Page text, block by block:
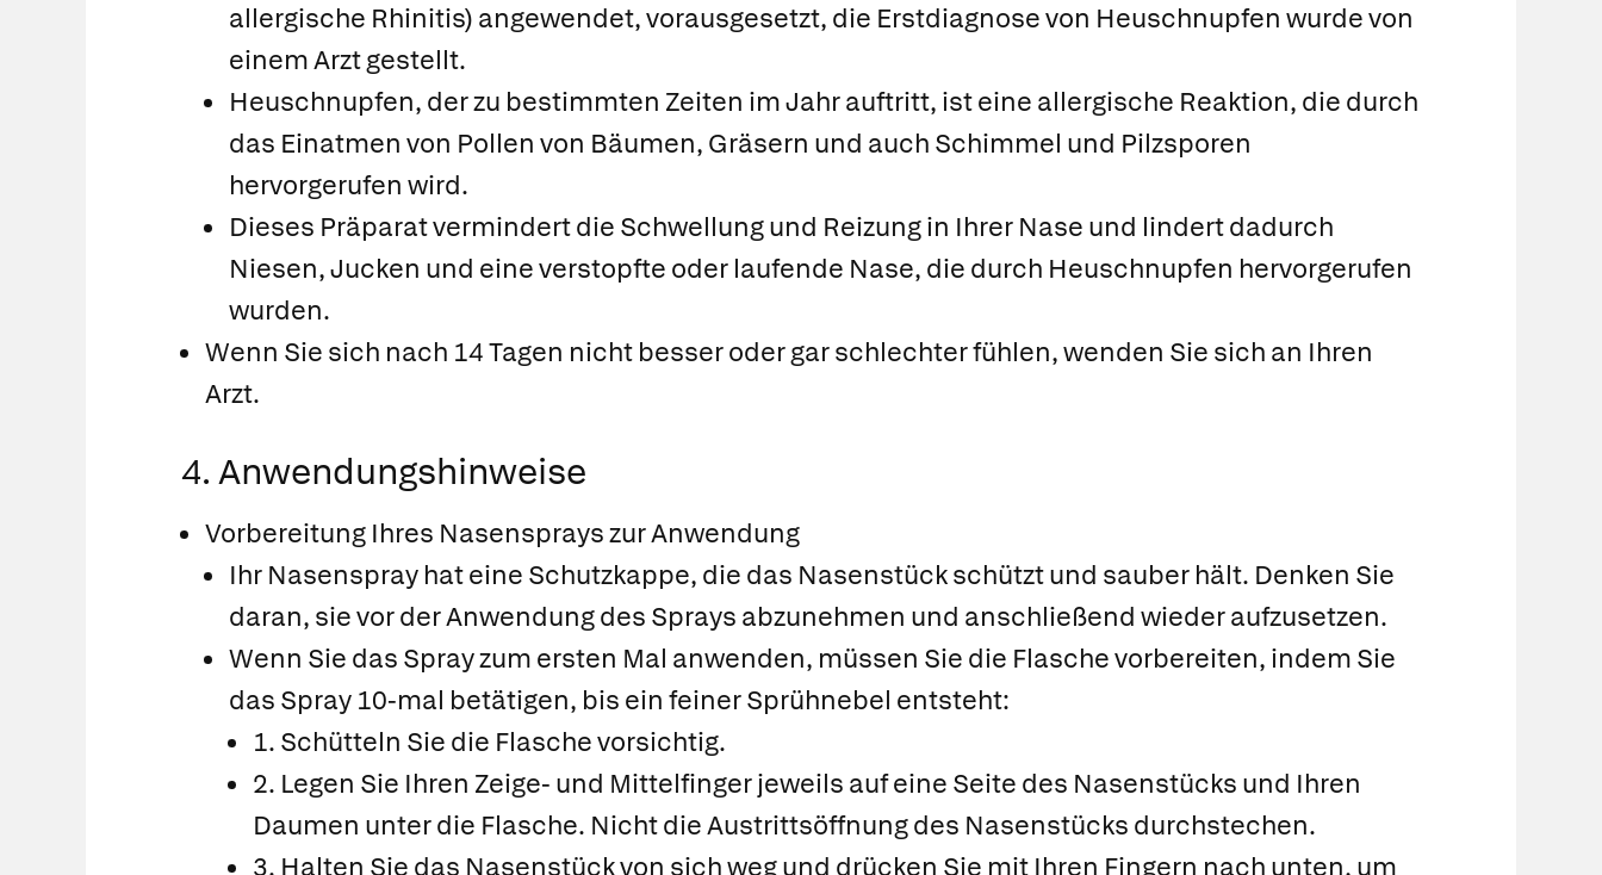
allergische Rhinitis) angewendet, vorausgesetzt, die Erstdiagnose von Heuschnupfen wurde von
einem Arzt gestellt.
Heuschnupfen, der zu bestimmten Zeiten im Jahr auftritt, ist eine allergische Reaktion, die durch
das Einatmen von Pollen von Bäumen, Gräsern und auch Schimmel und Pilzsporen
hervorgerufen wird.
Dieses Präparat vermindert die Schwellung und Reizung in Ihrer Nase und lindert dadurch
Niesen, Jucken und eine verstopfte oder laufende Nase, die durch Heuschnupfen hervorgerufen
wurden.
Wenn Sie sich nach 14 Tagen nicht besser oder gar schlechter fühlen, wenden Sie sich an Ihren
Arzt.
4. Anwendungshinweise
Vorbereitung Ihres Nasensprays zur Anwendung
Ihr Nasenspray hat eine Schutzkappe, die das Nasenstück schützt und sauber hält. Denken Sie
daran, sie vor der Anwendung des Sprays abzunehmen und anschließend wieder aufzusetzen.
Wenn Sie das Spray zum ersten Mal anwenden, müssen Sie die Flasche vorbereiten, indem Sie
das Spray 10-mal betätigen, bis ein feiner Sprühnebel entsteht:
1. Schütteln Sie die Flasche vorsichtig.
2. Legen Sie Ihren Zeige- und Mittelfinger jeweils auf eine Seite des Nasenstücks und Ihren
Daumen unter die Flasche. Nicht die Austrittsöffnung des Nasenstücks durchstechen.
3. Halten Sie das Nasenstück von sich weg und drücken Sie mit Ihren Fingern nach unten, um